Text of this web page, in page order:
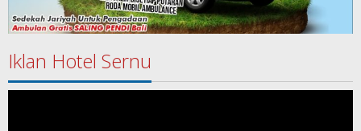
Iklan Hotel Sernu